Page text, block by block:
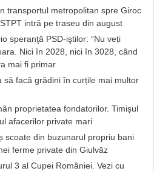
transportul metropolitan spre Giroc
intră pe traseu din august
speranţă PSD-iştilor: “Nu veți
Nici în 2028, nici în 3028, când
mai fi primar
să facă grădini în curțile mai multor
proprietatea fondatorilor. Timișul
afacerilor private mari
scoate din buzunarul propriu bani
ferme private din Giulvăz
3 al Cupei României. Vezi cu